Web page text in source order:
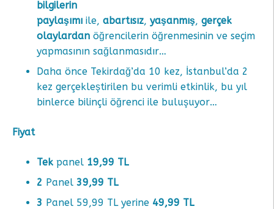
bilgilerin
paylaşımı ile, abartısız, yaşanmış, gerçek
olaylardan öğrencilerin öğrenmesinin ve seçim
yapmasının sağlanmasıdır…
Daha önce Tekirdağ’da 10 kez, İstanbul’da 2
kez gerçekleştirilen bu verimli etkinlik, bu yıl
binlerce bilinçli öğrenci ile buluşuyor…
Fiyat
Tek panel 19,99 TL
2 Panel 39,99 TL
3 Panel 59,99 TL yerine 49,99 TL